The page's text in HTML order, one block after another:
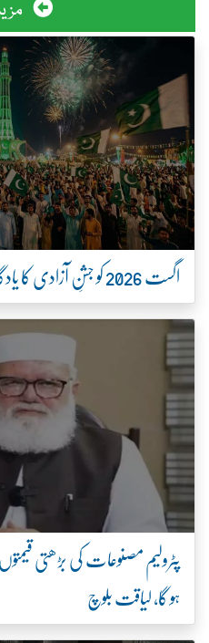
اگست 2026 کو جشنِ آزادی کا یادگار مہینہ بنانے کا فیصلہ
پٹرولیم مصنوعات کی بڑھتی
ہو گا، لیاقت بلوچ